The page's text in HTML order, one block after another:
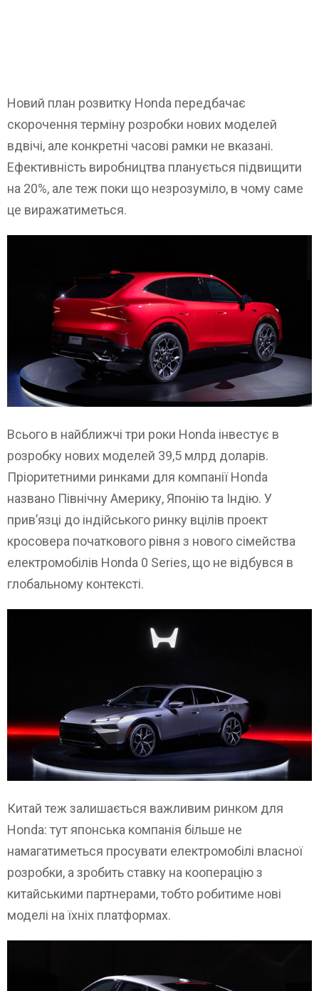
Новий план розвитку Honda передбачає
скорочення терміну розробки нових моделей
вдвічі, але конкретні часові рамки не вказані.
Ефективність виробництва планується підвищити
на 20%, але теж поки що незрозуміло, в чому саме
це виражатиметься.
Всього в найближчі три роки Honda інвестує в
розробку нових моделей 39,5 млрд доларів.
Пріоритетними ринками для компанії Honda
названо Північну Америку, Японію та Індію. У
прив’язці до індійського ринку вцілів проект
кросовера початкового рівня з нового сімейства
електромобілів Honda 0 Series, що не відбувся в
глобальному контексті.
Китай теж залишається важливим ринком для
Honda: тут японська компанія більше не
намагатиметься просувати електромобілі власної
розробки, а зробить ставку на кооперацію з
китайськими партнерами, тобто робитиме нові
моделі на їхніх платформах.